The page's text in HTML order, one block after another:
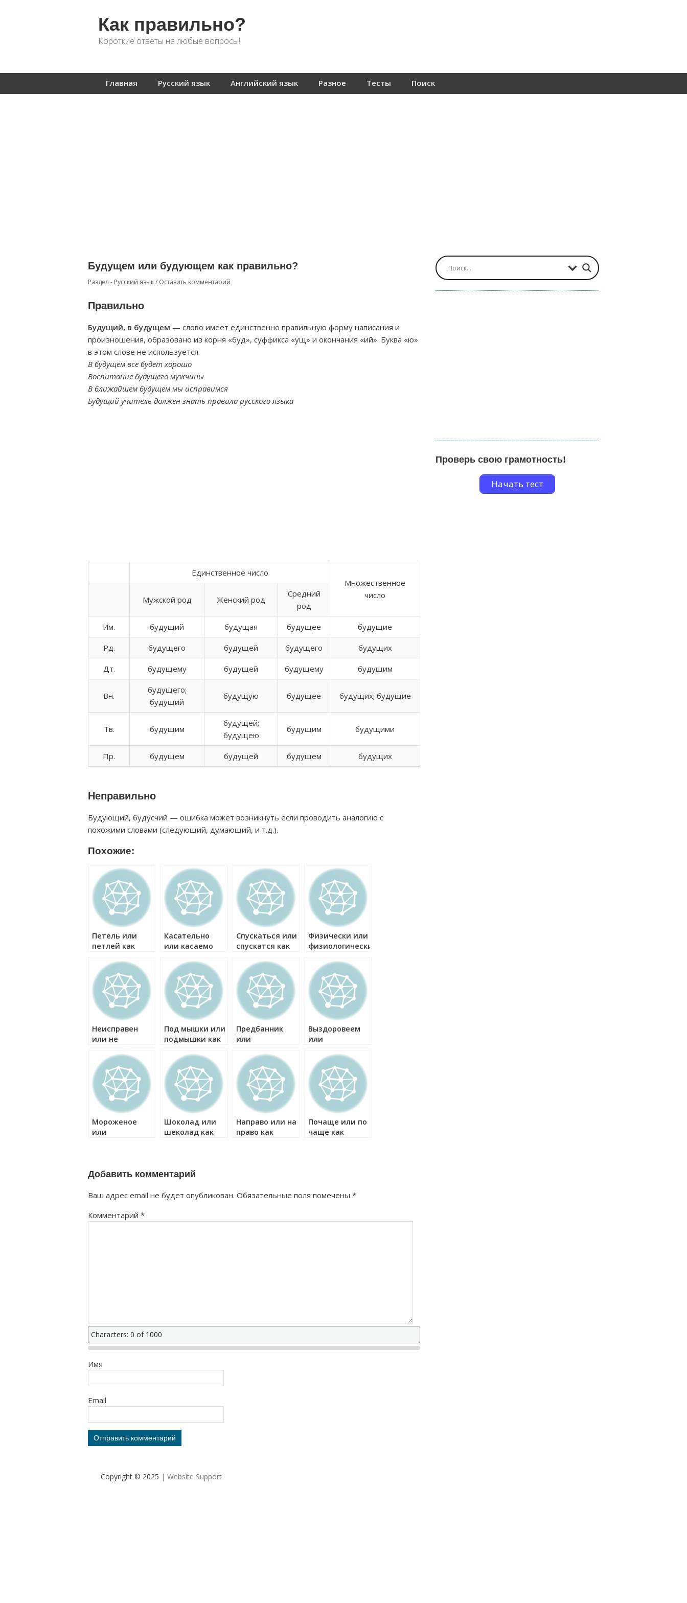
Как правильно?
Короткие ответы на любые вопросы!
Главная Русский язык Английский язык Разное Тесты Поиск
Будущем или будующем как правильно?
Раздел - Русский язык/ Оставить комментарий
Правильно
Будущий, в будущем — слово имеет единственно правильную форму написания и
произношения, образовано из корня «буд», суффикса «ущ» и окончания «ий». Буква «ю»
в этом слове не используется.
В будущем все будет хорошо
Воспитание будущего мужчины
В ближайшем будущем мы исправимся
Будущий учитель должен знать правила русского языка
Единственное число
Множественное
число
Мужской род Женский род
Средний
род
Им. будущий будущая будущее будущие
Рд. будущего будущей будущего будущих
Дт. будущему будущей будущему будущим
Вн.
будущего;
будущий
будущую будущее будущих; будущие
Тв. будущим
будущей;
будущею
будущим будущими
Пр. будущем будущей будущем будущих
Неправильно
Будующий, будусчий — ошибка может возникнуть если проводить аналогию с
похожими словами (следующий, думающий, и т.д.).
Похожие:
Петель или
петлей как
Касательно
или касаемо
Спускаться или
спускатся как
Физически или
физиологически
Неисправен
или не
правильно?
Под мышки или
подмышки как
Предбанник
или
как правильно?
Выздоровеем
или
как правильно?
Мороженое
или
Шоколад или
шеколад как
Направо или на
право как
Почаще или по
чаще как
Добавить комментарий
Ваш адрес email не будет опубликован. Обязательные поля помечены *
Комментарий *
Characters: 0 of 1000
Имя
Email
Проверь свою грамотность!
Начать тест
Copyright © 2025 | Website Support